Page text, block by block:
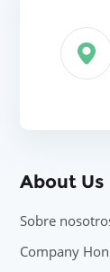
About Us
Sobre
Company